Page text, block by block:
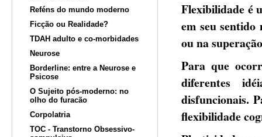
Reféns do mundo moderno
Ficção ou Realidade?
TDAH adulto e co-morbidades
Neurose
Borderline: entre a Neurose e
Psicose
O Sujeito pós-moderno: no
olho do furacão
Corpolatria
TOC - Transtorno Obsessivo-
Flexibilidade é
em seu sentido
ou na
Para que
diferentes
disfuncionais.
flexibilidade